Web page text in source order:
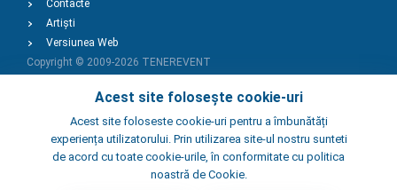
Acest site folosește cookie-uri
Acest site foloseste cookie-uri pentru a îmbunătăți
experiența utilizatorului. Prin utilizarea site-ul nostru sunteti
de acord cu toate cookie-urile, în conformitate cu politica
noastră de Cookie.
Contacte
Artiști
Versiunea Web
Copyright © 2009-2026 TENEREVENT
Adaugă Eveniment
Adaugă Local